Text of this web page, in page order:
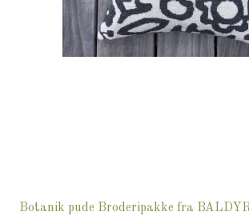
Botanik pude Broderipakke fra